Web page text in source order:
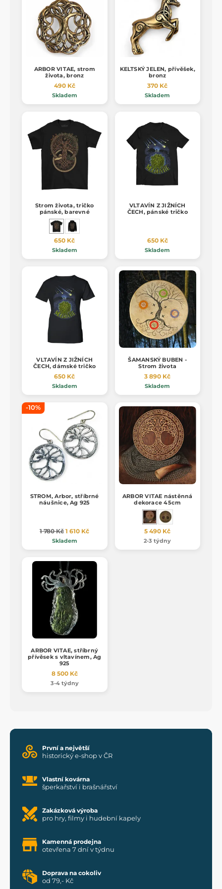
ARBOR VITAE, strom
života, bronz
490 Kč
Skladem
KELTSKÝ JELEN, přívěšek,
bronz
370 Kč
Skladem
Strom života, tričko
pánské, barevné
650 Kč
Skladem
VLTAVÍN Z JIŽNÍCH
ČECH, pánské tričko
650 Kč
Skladem
VLTAVÍN Z JIŽNÍCH
ČECH, dámské tričko
650 Kč
Skladem
ŠAMANSKÝ BUBEN -
Strom života
3 890 Kč
Skladem
-10%
STROM, Arbor, stříbrné
náušnice, Ag 925
1 780 Kč 1 610 Kč
Skladem
ARBOR VITAE nástěnná
dekorace 45cm
5 490 Kč
2-3 týdny
ARBOR VITAE, stříbrný
přívěsek s vltavínem, Ag
925
8 500 Kč
3-4 týdny
První a největší
historický e-shop v ČR
Vlastní kovárna
šperkařství i brašnářství
Zakázková výroba
pro hry, filmy i hudební kapely
Kamenná prodejna
otevřena 7 dní v týdnu
Doprava na cokoliv
od 79,- Kč